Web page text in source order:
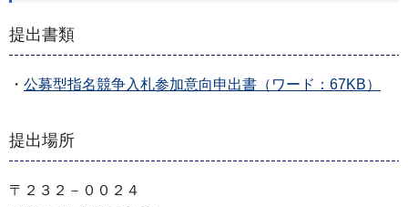
提出書類
・ 公募型指名競争⼊札参加意向申出書（ワード：67KB）
提出場所
〒２３２－００２４